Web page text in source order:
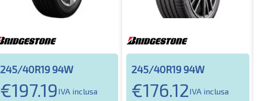
245/40R19 94W
€197.19IVA inclusa
245/40R19 94W
€176.12IVA inclusa